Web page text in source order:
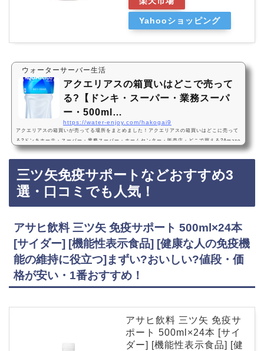
Yahooショッピング
ウォーターサーバー生活
アクエリアスの箱買いはどこで売って
る?【ドンキ・スーパー・業務スーパ
ー・500ml…
https://water-enjoy.com/hakogai9
アクエリアスの箱買いが売ってる場所をまとめました！アクエリアスの箱買いはどこに売って
る?ドンキホーテ・スーパー・業務スーパー・ホームセンター・販売店・どこで買える?Amazo
n・楽天・売ってない? 500ml・24本・2l・6本アクエリアスの箱買いは、ドンキホーテ、スー
パー、業務スーパー、ホームセンターに売っています！店舗によっては売ってない店もあるの
で、Amazonや楽天でもアクエリアスの箱買いがお得に買えておすすめです！アクエリアスの
箱買いのおすすめ3選・口コミでも人気！コカ・コーラ アクエリアス エアーボトル 500ml…
三ツ矢免疫サポートなどおすすめ3
選・口コミでも人気！
アサヒ飲料 三ツ矢 免疫サポート 500ml×24本
[サイダー] [機能性表示食品] [健康な人の免疫機
能の維持に役立つ]まずい?おいしい?値段・価
格が安い・1番おすすめ！
アサヒ飲料 三ツ矢 免疫サ
ポート 500ml×24本 [サイ
ダー] [機能性表示食品] [健